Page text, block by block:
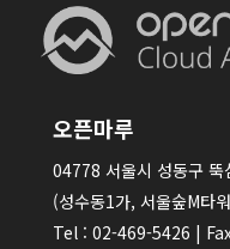
오픈마루
04778 서울시 성동구
(성수동1가, 서울숲M타
Tel : 02-469-5426 |